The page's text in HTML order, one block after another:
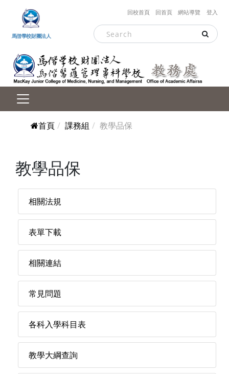
跳到主要內容
馬偕學校財團法人
回校首頁 回首頁 網站導覽 登入
首頁 課務組 教學品保
教學品保
相關法規
表單下載
相關連結
常見問題
各科入學科目表
教學大綱查詢